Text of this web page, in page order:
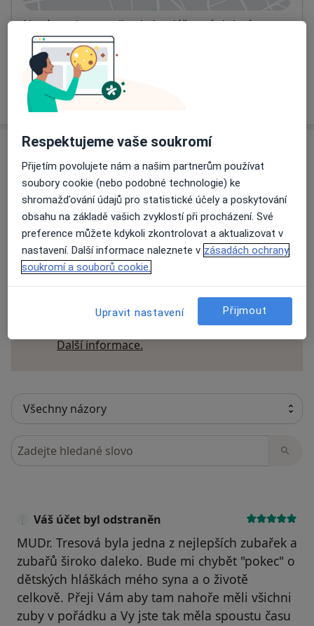
Dostupnost
Na této adrese online kalendář není aktivní
Co mám v takové situaci udělat?
Názory
Přidejte svůj názor
12 názorů
Recenze pacientů jsou pro nás důležité.
Specialisté nemají možnost zaplatit za
odstranění nebo změnu recenze pacienta.
Další informace.Další informace o názorech
Hledejte v názorech
Váš účet byl odstraněn
MUDr. Tresová byla jedna z nejlepších zubařek a
zubařů široko daleko. Bude mi chybět "pokec" o
dětských hláškách mého syna a o životě
celkově. Přeji Vám aby tam nahoře měli všichni
zuby v pořádku a Vy jste tak měla spoustu času
Respektujeme vaše soukromí
Přijetím povolujete nám a našim partnerům používat
soubory cookie (nebo podobné technologie) ke
shromažďování údajů pro statistické účely a poskytování
obsahu na základě vašich zvyklostí při procházení. Své
preference můžete kdykoli zkontrolovat a aktualizovat v
nastavení. Další informace naleznete v zásadách ochrany
soukromí a souborů cookie.
Upravit nastavení Přijmout